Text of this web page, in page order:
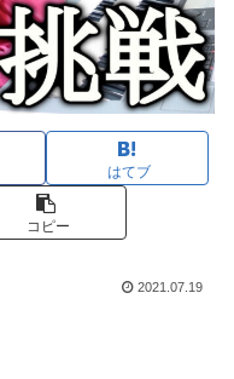
はてブ
コピー
2021.07.19